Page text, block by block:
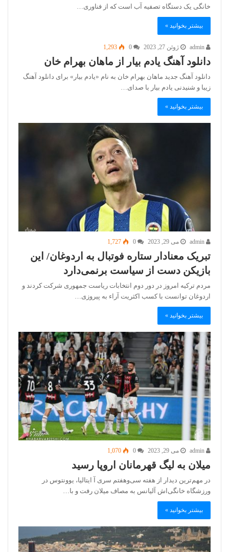
خانگی یک دستگاه تصفیه آب است که از فناوری…
بیشتر بخوانید »
ژوئن 27, 2023 1,293
دانلود آهنگ یادم بیار از ماهان بهرام خان
دانلود آهنگ جدید ماهان بهرام خان به نام «یادم بیار» برای دانلود آهنگ
زیبا و شنیدنی یادم بیار با صدای…
بیشتر بخوانید »
می 29, 2023 1,727
تبریک معنادار ستاره فوتبال به اردوغان/ این
بازیکن دست از سیاست برنمی‌دارد
مردم ترکیه امروز در دور دوم انتخابات ریاست جمهوری شرکت کردند و
اردوغان توانست با کسب اکثریت آراء به پیروزی…
بیشتر بخوانید »
می 29, 2023 1,070
میلان به لیگ قهرمانان اروپا رسید
در مهم‌ترین دیدار از هفته سی‌وهفتم سری آ ایتالیا، یوونتوس در
ورزشگاه خانگی‌اش آلیانس به مصاف میلان رفت و با…
بیشتر بخوانید »